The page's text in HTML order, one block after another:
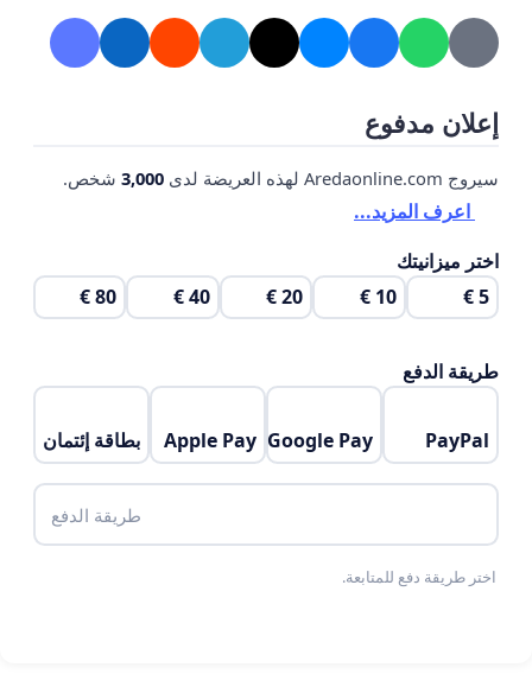
إعلان مدفوع
سيروج Aredaonline.com لهذه العريضة لدى 3,000 شخص.
اعرف المزيد...
اختر ميزانيتك
5 €
10 €
20 €
40 €
80 €
طريقة الدفع
PayPal
Google Pay
Apple Pay بطاقة إئتمان
طريقة الدفع
اختر طريقة دفع للمتابعة.